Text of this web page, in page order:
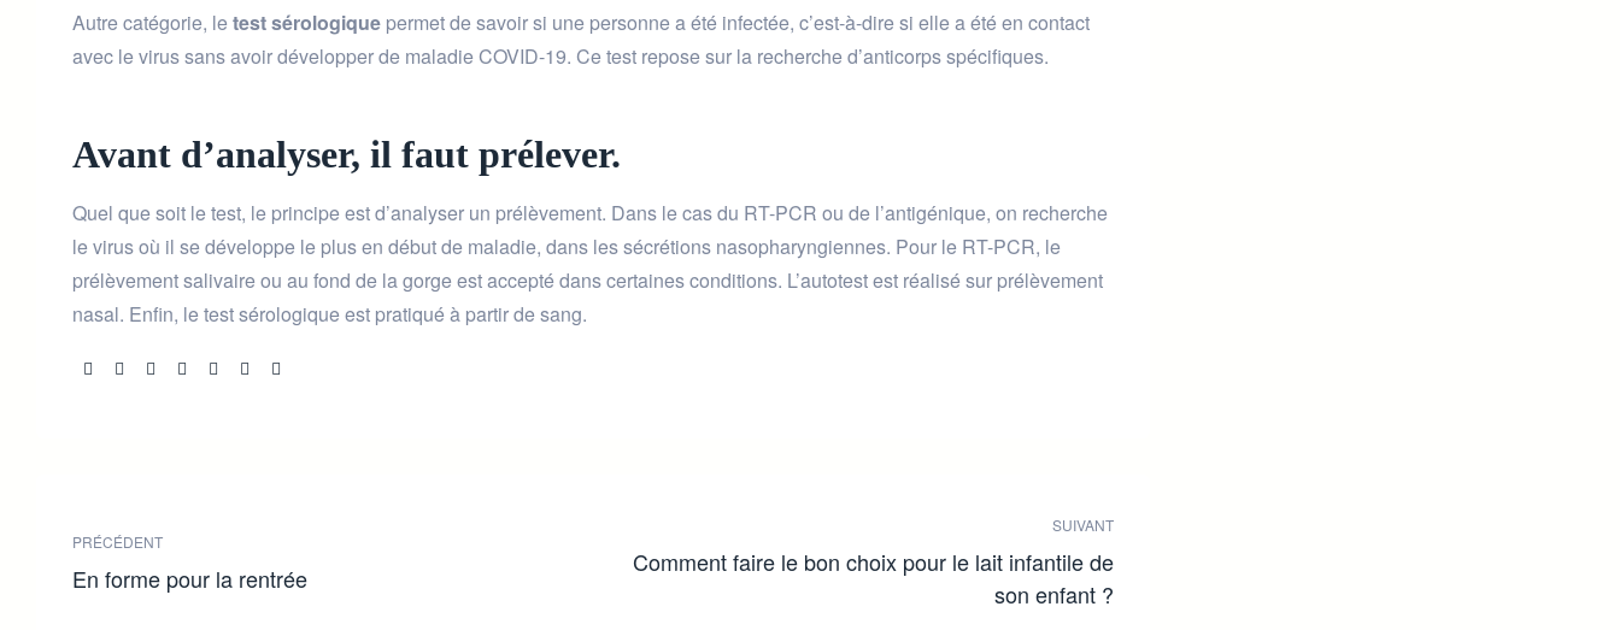
Autre catégorie, le test sérologique permet de savoir si une personne a été infectée, c’est-à-dire si elle a été en contact
avec le virus sans avoir développer de maladie COVID-19. Ce test repose sur la recherche d’anticorps spécifiques.
Avant d’analyser, il faut prélever.
Quel que soit le test, le principe est d’analyser un prélèvement. Dans le cas du RT-PCR ou de l’antigénique, on recherche
le virus où il se développe le plus en début de maladie, dans les sécrétions nasopharyngiennes. Pour le RT-PCR, le
prélèvement salivaire ou au fond de la gorge est accepté dans certaines conditions. L’autotest est réalisé sur prélèvement
nasal. Enfin, le test sérologique est pratiqué à partir de sang.
Share:
PRÉCÉDENT
En forme pour la rentrée
SUIVANT
Comment faire le bon choix pour le lait infantile de
son enfant ?